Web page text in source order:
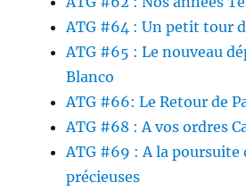
ATG #64 : Un petit tour
ATG #65 : Le nouveau
Blanco
ATG #66: Le Retour de
ATG #68 : A vos ordres
ATG #69 : A la poursuite
précieuses